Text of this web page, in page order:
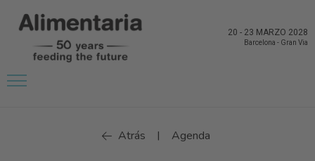
20 - 23 MARZO 2028
Barcelona - Gran Via
Atrás | Agenda